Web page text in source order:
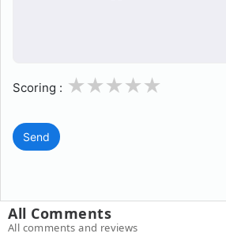
Scoring : 3
2
1
Send
All Comments
All comments and reviews